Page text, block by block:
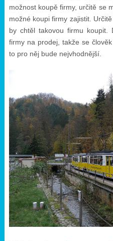
možnost koupě firmy, určitě se
možné koupi firmy zajistit.
by chtěl takovou firmu
firmy na prodej, takže se
to pro něj bude nejvhodnější.